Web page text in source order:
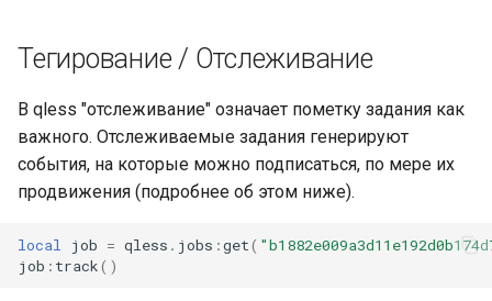
Тегирование / Отслеживание
В qless "отслеживание" означает пометку задания как
важного. Отслеживаемые задания генерируют
события, на которые можно подписаться, по мере их
продвижения (подробнее об этом ниже).
local job = qless . jobs :get(
job : track()